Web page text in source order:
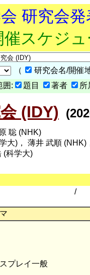
研究会
催スケジ
（
研究会名/開催
囲: 題目 著者 所
(IDY)
聡 (NHK)
)， 薄井 武順 (NHK)
(科学大)
/
プレイ一般